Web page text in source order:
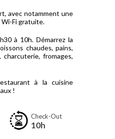
avec notamment une
Fi gratuite.
à 10h. Démarrez la
chaudes, pains,
fromages,
à la cuisine
!
Check-Out
10h